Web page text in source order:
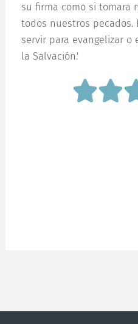
su firma como si tomara
todos nuestros pecados.
servir para evangelizar
la Salvación.'